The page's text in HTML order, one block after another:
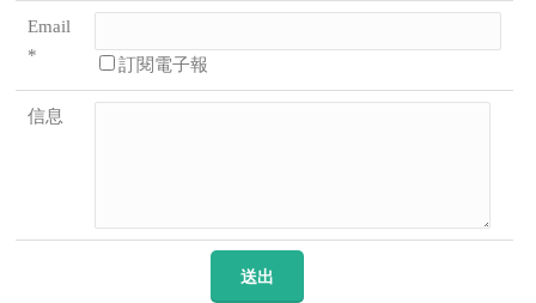
Email
*
訂閱電子報
信息